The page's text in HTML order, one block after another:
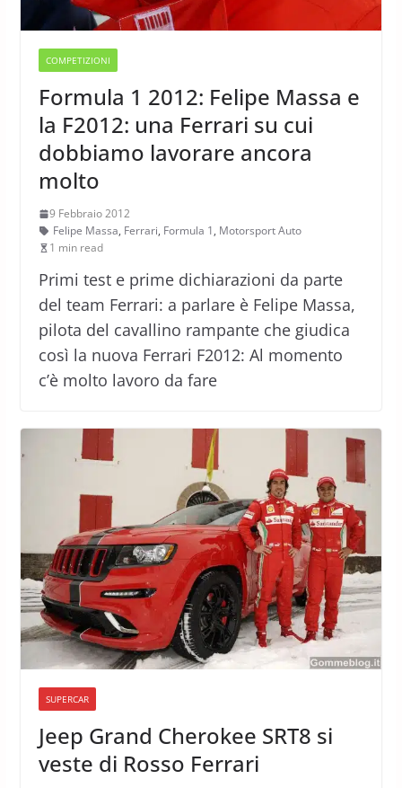
COMPETIZIONI
Formula 1 2012: Felipe Massa e
la F2012: una Ferrari su cui
dobbiamo lavorare ancora
molto
9 Febbraio 2012
Felipe Massa, Ferrari, Formula 1, Motorsport Auto
1 min read
Primi test e prime dichiarazioni da parte
del team Ferrari: a parlare è Felipe Massa,
pilota del cavallino rampante che giudica
così la nuova Ferrari F2012: Al momento
c’è molto lavoro da fare
SUPERCAR
Jeep Grand Cherokee SRT8 si
veste di Rosso Ferrari